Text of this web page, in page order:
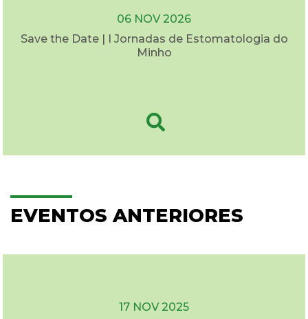
06 NOV 2026
Save the Date | I Jornadas de Estomatologia do
Minho
EVENTOS ANTERIORES
17 NOV 2025